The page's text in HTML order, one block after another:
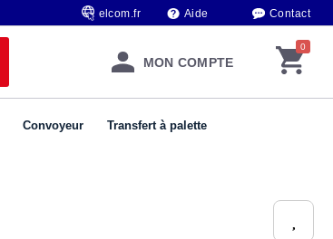
elcom.fr Aide Contact
MON COMPTE
Convoyeur Transfert à palette